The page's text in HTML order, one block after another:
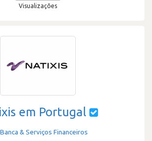
Visualizações
em Portugal
Banca & Serviços Financeiros